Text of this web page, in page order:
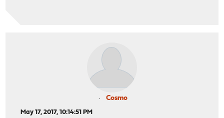
Cosmo
May 17, 2017, 10:14:51 PM